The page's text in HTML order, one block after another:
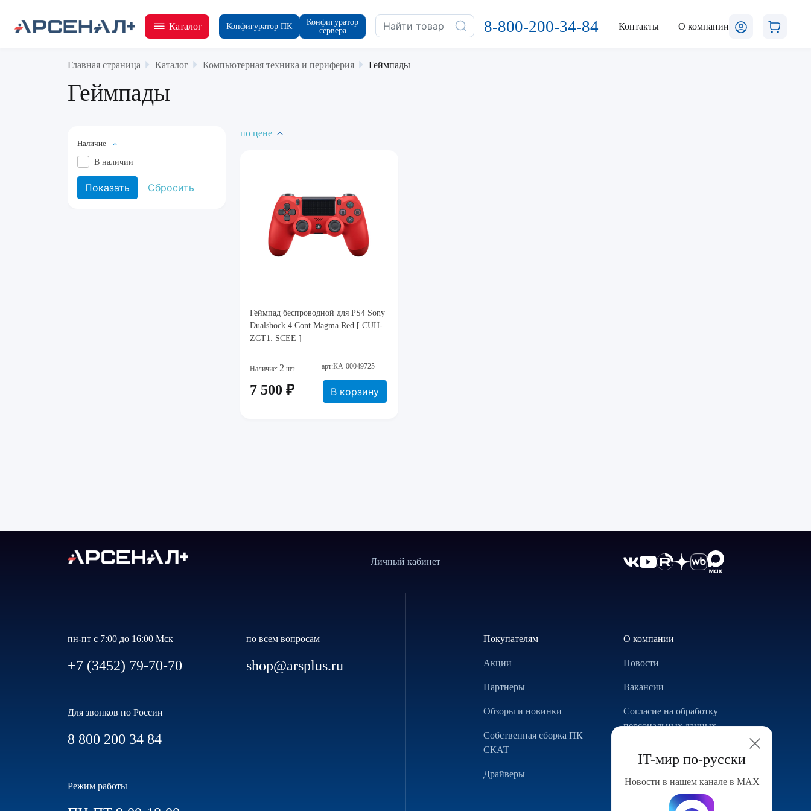
Каталог Конфигуратор ПК
Конфигуратор
сервера
8-800-200-34-84 Контакты О компании
Главная страница Каталог Компьютерная техника и периферия Геймпады
Геймпады
Наличие
В наличии
по цене
Геймпад беспроводной для PS4 Sony
Dualshock 4 Cont Magma Red [ CUH-
ZCT1: SCEE ]
Наличие: 2 шт. арт:КА-00049725
7 500 ₽ В корзину
IT-мир по-русски
Новости в нашем канале в МАХ
Личный кабинет
пн-пт с 7:00 до 16:00 Мск
+7 (3452) 79-70-70
по всем вопросам
shop@arsplus.ru
Для звонков по России
8 800 200 34 84
Режим работы
Покупателям
Акции
Партнеры
Обзоры и новинки
Собственная сборка ПК
СКАТ
Драйверы
О компании
Новости
Вакансии
Согласие на обработку
персональных данных
Конфигуратор компьютера